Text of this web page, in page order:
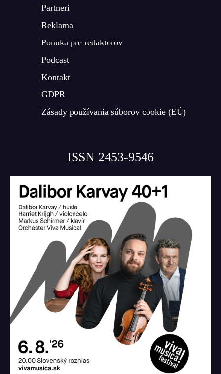
Partneri
Reklama
Ponuka pre redaktorov
Podcast
Kontakt
GDPR
Zásady používania súborov cookie (EÚ)
ISSN 2453-9546